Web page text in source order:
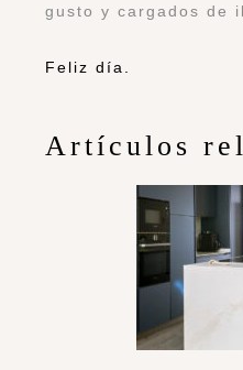
gusto y cargados de
Feliz día.
Artículos